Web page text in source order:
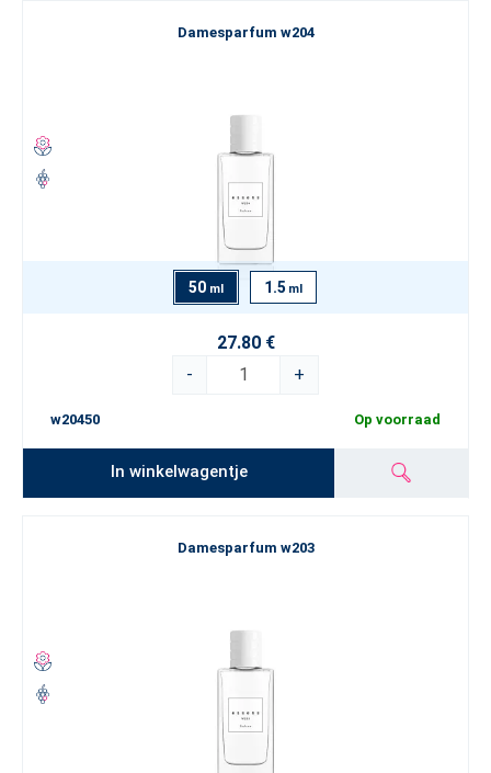
Damesparfum w204
50 ml 1.5 ml
27.80 €
-
+
w20450 Op voorraad
In winkelwagentje
Damesparfum w203